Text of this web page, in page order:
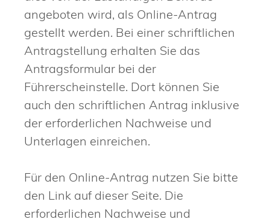
angeboten wird, als Online-Antrag
gestellt werden. Bei einer schriftlichen
Antragstellung erhalten Sie das
Antragsformular bei der
Führerscheinstelle. Dort können Sie
auch den schriftlichen Antrag inklusive
der erforderlichen Nachweise und
Unterlagen einreichen.
Für den Online-Antrag nutzen Sie bitte
den Link auf dieser Seite. Die
erforderlichen Nachweise und